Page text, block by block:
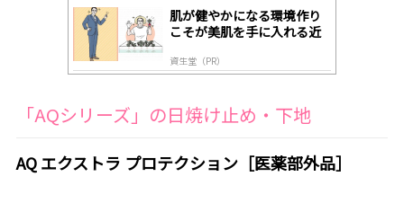
肌が健やかになる環境作り
こそが美肌を手に入れる近
資生堂（PR）
「AQシリーズ」の日焼け止め・下地
AQ エクストラ プロテクション［医薬部外品］